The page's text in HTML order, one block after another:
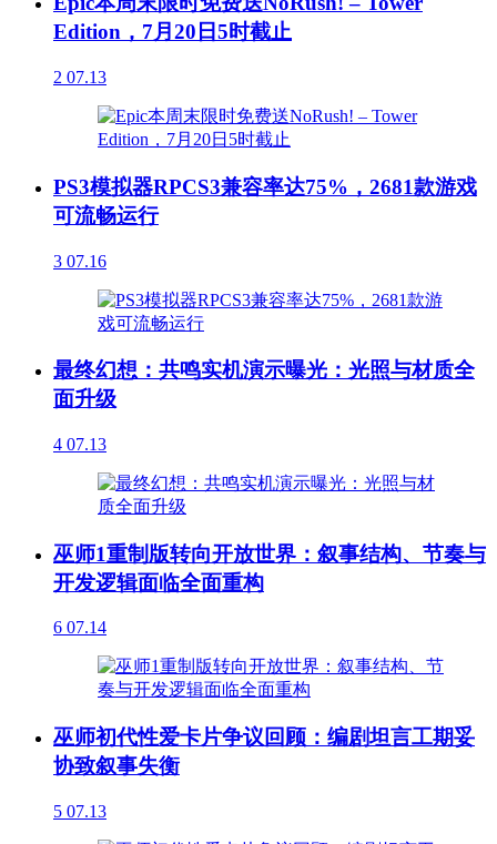
Edition，7月20日5时截止
2 07.13
PS3模拟器RPCS3兼容率达75%，2681款游戏
可流畅运行
3 07.16
最终幻想：共鸣实机演示曝光：光照与材质全
面升级
4 07.13
巫师1重制版转向开放世界：叙事结构、节奏与
开发逻辑面临全面重构
6 07.14
巫师初代性爱卡片争议回顾：编剧坦言工期妥
协致叙事失衡
5 07.13